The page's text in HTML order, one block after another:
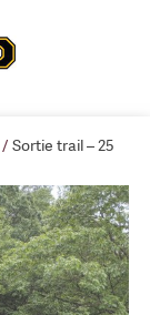
/ Sortie trail – 25